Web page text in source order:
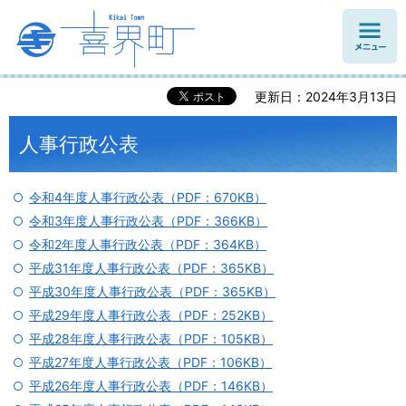
更新日：2024年3月13日
人事行政公表
令和4年度人事行政公表（PDF：670KB）
令和3年度人事行政公表（PDF：366KB）
令和2年度人事行政公表（PDF：364KB）
平成31年度人事行政公表（PDF：365KB）
平成30年度人事行政公表（PDF：365KB）
平成29年度人事行政公表（PDF：252KB）
平成28年度人事行政公表（PDF：105KB）
平成27年度人事行政公表（PDF：106KB）
平成26年度人事行政公表（PDF：146KB）